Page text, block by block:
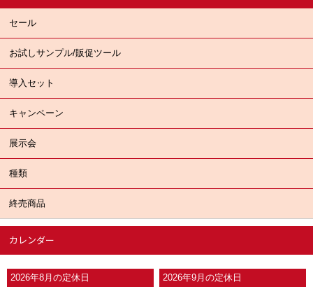
セール
お試しサンプル/販促ツール
導入セット
キャンペーン
展示会
種類
終売商品
カレンダー
2026年8月の定休日 2026年9月の定休日